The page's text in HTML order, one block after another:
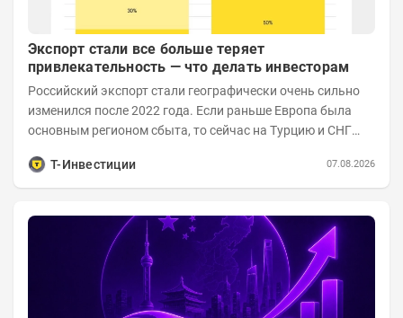
Экспорт стали все больше теряет
привлекательность — что делать инвесторам
Российский экспорт стали географически очень сильно
изменился после 2022 года. Если раньше Европа была
основным регионом сбыта, то сейчас на Турцию и СНГ
Т-Инвестиции
07.08.2026